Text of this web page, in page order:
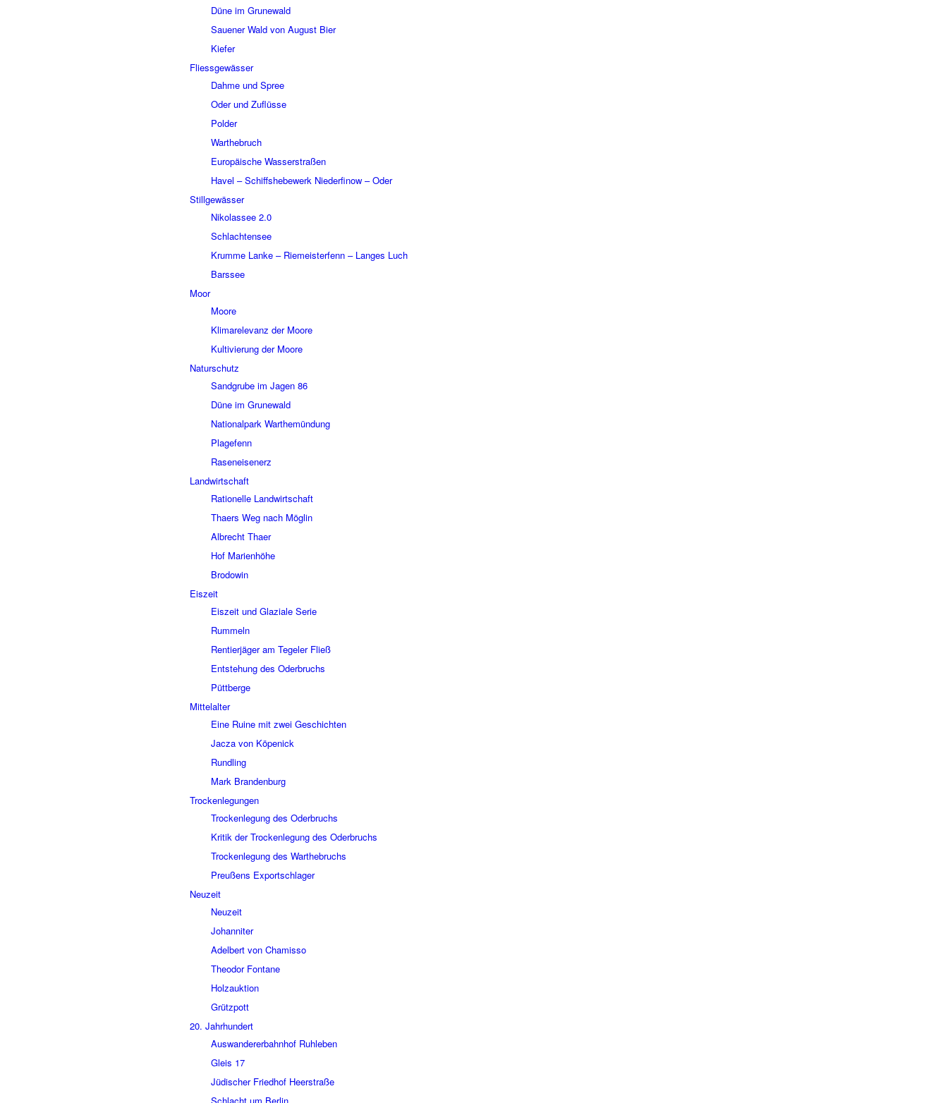
Düne im Grune­wald
Saue­ner Wald von August Bier
Kiefer
Fliess­ge­wäs­ser
Dahme und Spree
Oder und Zuflüsse
Polder
Wart­he­bruch
Euro­päi­sche Wasser­stra­ßen
Havel – Schiffs­he­be­werk Nieder­fi­now – Oder
Still­ge­wäs­ser
Niko­las­see 2.0
Schlach­ten­see
Krumme Lanke – Riemei­ster­fenn – Langes Luch
Bars­see
Moor
Moore
Klima­re­le­vanz der Moore
Kulti­vie­rung der Moore
Natur­schutz
Sand­grube im Jagen 86
Düne im Grune­wald
Natio­nal­park Warthe­mün­dung
Plage­fenn
Rasen­ei­sen­erz
Land­wirt­schaft
Ratio­nelle Land­wirt­schaft
Thaers Weg nach Möglin
Albrecht Thaer
Hof Mari­en­höhe
Brodo­win
Eiszeit
Eiszeit und Glaziale Serie
Rummeln
Rentier­jä­ger am Tege­ler Fließ
Entste­hung des Oder­bruchs
Pütt­berge
Mittel­al­ter
Eine Ruine mit zwei Geschich­ten
Jacza von Köpe­nick
Rund­ling
Mark Bran­den­burg
Trocken­le­gun­gen
Trocken­le­gung des Oder­bruchs
Kritik der Trocken­le­gung des Oder­bruchs
Trocken­le­gung des Wart­he­bruchs
Preu­ßens Export­schla­ger
Neuzeit
Neuzeit
Johan­ni­ter
Adel­bert von Chamisso
Theo­dor Fontane
Holz­auk­tion
Grütz­pott
20. Jahr­hun­dert
Auswan­de­rer­bahn­hof Ruhle­ben
Gleis 17
Jüdi­scher Fried­hof Heer­straße